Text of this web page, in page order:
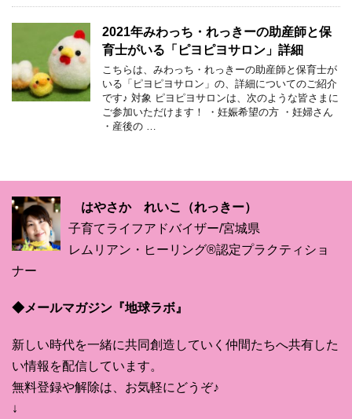
2021年みわっち・れっきーの助産師と保
育士がいる「ピヨピヨサロン」詳細
こちらは、みわっち・れっきーの助産師と保育士が
いる「ピヨピヨサロン」の、詳細についてのご紹介
です♪ 対象 ピヨピヨサロンは、次のような皆さまに
ご参加いただけます！ ・妊娠希望の方 ・妊婦さん
・産後の …
はやさか れいこ（れっきー）
子育てライフアドバイザー/宮城県
レムリアン・ヒーリング®認定プラクティショ
ナー
◆メールマガジン『地球ラボ』
新しい時代を一緒に共同創造していく仲間たちへ共有した
い情報を配信しています。
無料登録や解除は、お気軽にどうぞ♪
↓